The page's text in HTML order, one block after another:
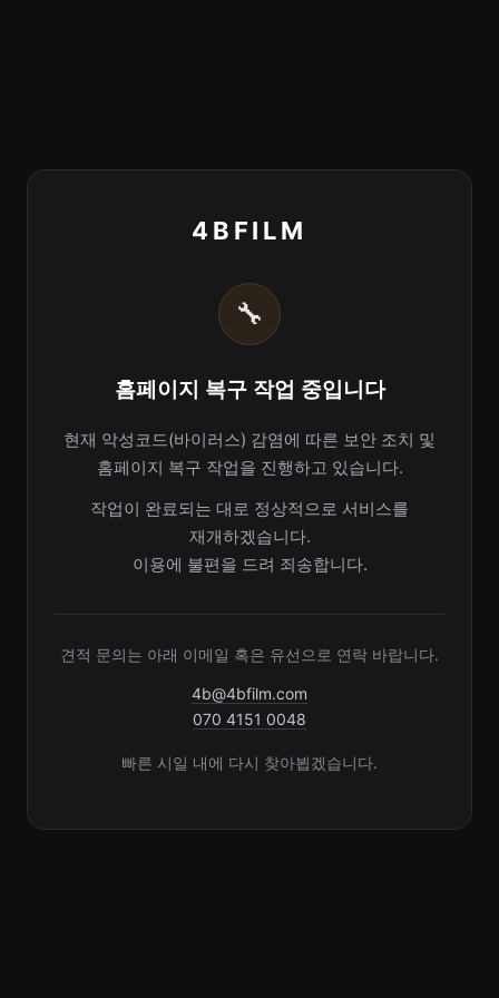
4BFILM
🔧
홈페이지 복구 작업 중입니다
현재 악성코드(바이러스) 감염에 따른 보안 조치 및
홈페이지 복구 작업을 진행하고 있습니다.
작업이 완료되는 대로 정상적으로 서비스를
재개하겠습니다.
이용에 불편을 드려 죄송합니다.
견적 문의는 아래 이메일 혹은 유선으로 연락 바랍니다.
4b@4bfilm.com
070 4151 0048
빠른 시일 내에 다시 찾아뵙겠습니다.